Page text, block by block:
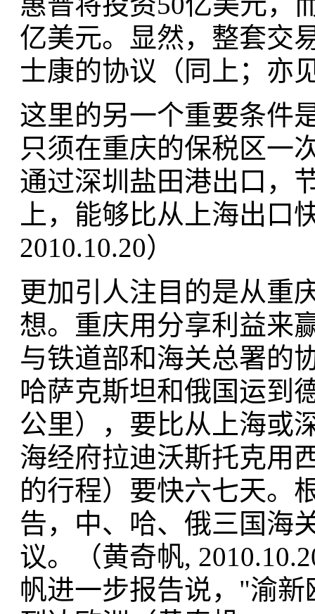
亿美元。显然，整套交
士康的协议（同上；亦
这里的另一个重要条件
只须在重庆的保税区一
通过深圳盐田港出口，
上，能够比从上海出口
2010.10.20）
更加引人注目的是从重
想。重庆用分享利益来
与铁道部和海关总署的
哈萨克斯坦和俄国运到
公里），要比从上海或
海经府拉迪沃斯托克用
的行程）要快六七天。
告，中、哈、俄三国海
议。（黄奇帆,
帆进一步报告说，"渝